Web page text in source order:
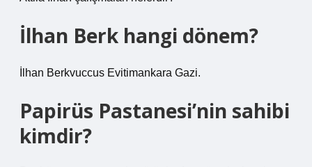
İlhan Berk hangi dönem?
İlhan Berkvuccus Evitimankara Gazi.
Papirüs Pastanesi’nin sahibi
kimdir?